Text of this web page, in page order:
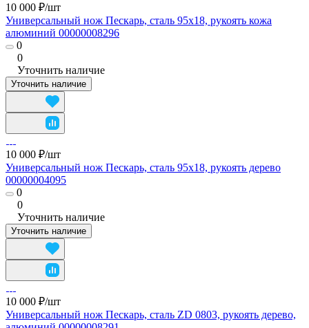
10 000 ₽/шт
Универсальный нож Пескарь, сталь 95х18, рукоять кожа
алюминий 00000008296
0
0
Уточнить наличие
Уточнить наличие
10 000 ₽/шт
Универсальный нож Пескарь, сталь 95х18, рукоять дерево
00000004095
0
0
Уточнить наличие
Уточнить наличие
10 000 ₽/шт
Универсальный нож Пескарь, сталь ZD 0803, рукоять дерево,